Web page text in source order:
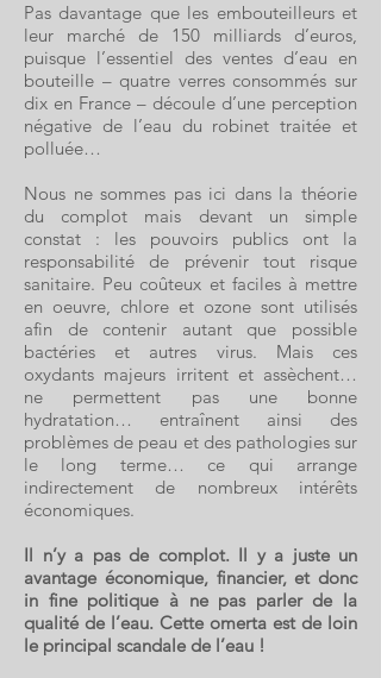
Pas davantage que les embouteilleurs et
leur marché de 150 milliards d’euros,
puisque l’essentiel des ventes d’eau en
bouteille – quatre verres consommés sur
dix en France – découle d’une perception
négative de l’eau du robinet traitée et
polluée…
Nous ne sommes pas ici dans la théorie
du complot mais devant un simple
constat : les pouvoirs publics ont la
responsabilité de prévenir tout risque
sanitaire. Peu coûteux et faciles à mettre
en oeuvre, chlore et ozone sont utilisés
afin de contenir autant que possible
bactéries et autres virus. Mais ces
oxydants majeurs irritent et assèchent…
ne permettent pas une bonne
hydratation… entraînent ainsi des
problèmes de peau et des pathologies sur
le long terme… ce qui arrange
indirectement de nombreux intérêts
économiques.
Il n’y a pas de complot. Il y a juste un
avantage économique, financier, et donc
in fine politique à ne pas parler de la
qualité de l’eau. Cette omerta est de loin
le principal scandale de l’eau !